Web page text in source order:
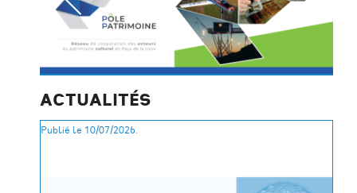
ACTUALITÉS
Publié le 10/07/2026.